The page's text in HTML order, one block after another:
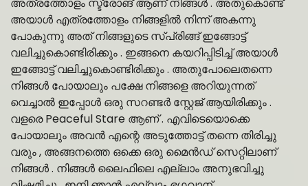
അത്രത്തോളം സ്ട്രോങ് ആണ് നിങ്ങൾ . അതുകൊണ്ട്
അയാൾ എത്രത്തോളം നിങ്ങളിൽ നിന്ന് അകന്നു
പോകുന്നു അത് നിങ്ങളുടെ സ്പ്രിങ്ങ് ഇങ്ങോട്ട്
വലിച്ചുകൊണ്ടിരിക്കും . ഇങ്ങനെ കയറിപ്പിടിച്ച് അയാൾ
ഇങ്ങോട്ട് വലിച്ചുകൊണ്ടിരിക്കും . അതുപോലെതന്നെ
നിങ്ങൾ പോയാലും പക്ഷേ നിങ്ങളെ അറിയുന്നത്
വെച്ചാൽ ഇപ്പോൾ ഒരു സറണ്ടർ സ്റ്റേജ് ആയിരിക്കും .
വളരെ Peaceful Stare ആണ് . എവിടെയൊക്കെ
പോയാലും അവൻ എന്റെ അടുത്തോട്ട് തന്നെ തിരിച്ചു
വരും , അങ്ങനത്തെ ഒക്കെ ഒരു മൈൻഡ് സെറ്റിലാണ്
നിങ്ങൾ . നിങ്ങൾ ലൈഫിലെ എല്ലാം അനുഭവിച്ചു